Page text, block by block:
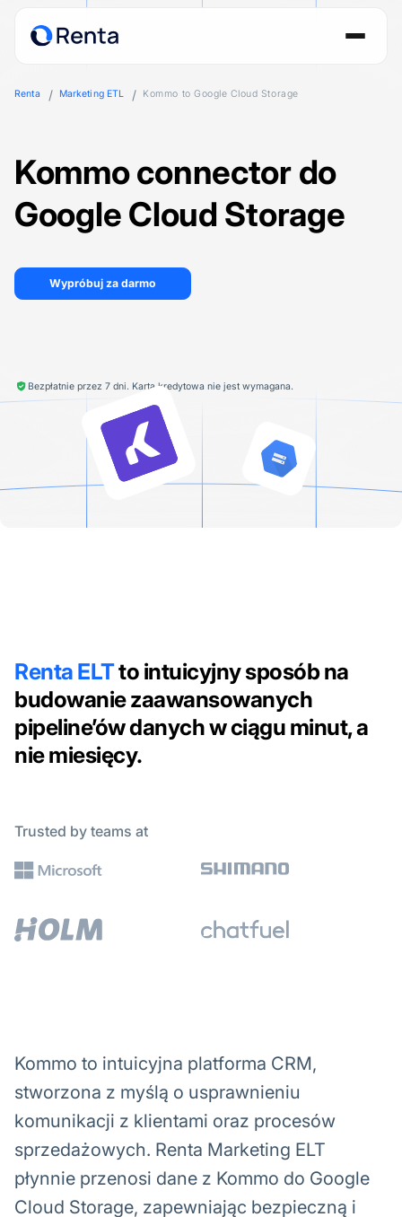
Renta Marketing ETL Kommo to Google Cloud Storage
Kommo connector do
Google Cloud Storage
Wypróbuj za darmo
Bezpłatnie przez 7 dni. Karta kredytowa nie jest wymagana.
Renta ELTto intuicyjny sposób na
budowanie zaawansowanych
pipeline’ów danych w ciągu minut, a
nie miesięcy.
Trusted by teams at
Kommo to intuicyjna platforma CRM,
stworzona z myślą o usprawnieniu
komunikacji z klientami oraz procesów
sprzedażowych. Renta Marketing ELT
płynnie przenosi dane z Kommo do Google
Cloud Storage, zapewniając bezpieczną i